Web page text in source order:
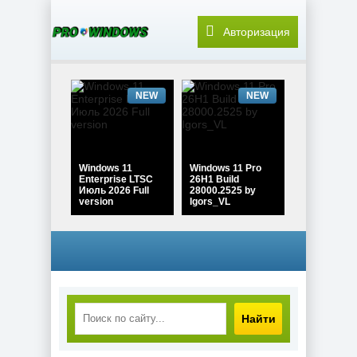
Авторизация
Windows 11
Enterprise LTSC
Июль 2026 Full
version
NEW
Windows 11 Pro
26H1 Build
28000.2525 by
Igors_VL
NEW
Windows 10 Pro
Найти